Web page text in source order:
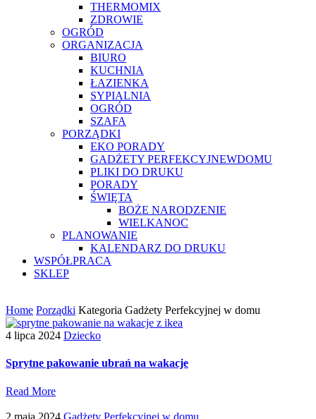
THERMOMIX
ZDROWIE
OGRÓD
ORGANIZACJA
BIURO
KUCHNIA
ŁAZIENKA
SYPIALNIA
OGRÓD
SZAFA
PORZĄDKI
EKO PORADY
GADŻETY PERFEKCYJNEWDOMU
PLIKI DO DRUKU
PORADY
ŚWIĘTA
BOŻE NARODZENIE
WIELKANOC
PLANOWANIE
KALENDARZ DO DRUKU
WSPÓŁPRACA
SKLEP
Home Porządki Kategoria Gadżety Perfekcyjnej w domu
4 lipca 2024 Dziecko
Sprytne pakowanie ubrań na wakacje
Read More
2 maja 2024 Gadżety Perfekcyjnej w domu